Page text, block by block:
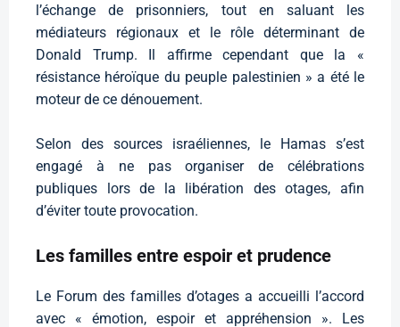
l’échange de prisonniers, tout en saluant les
médiateurs régionaux et le rôle déterminant de
Donald Trump. Il affirme cependant que la «
résistance héroïque du peuple palestinien » a été le
moteur de ce dénouement.
Selon des sources israéliennes, le Hamas s’est
engagé à ne pas organiser de célébrations
publiques lors de la libération des otages, afin
d’éviter toute provocation.
Les familles entre espoir et prudence
Le Forum des familles d’otages a accueilli l’accord
avec « émotion, espoir et appréhension ». Les